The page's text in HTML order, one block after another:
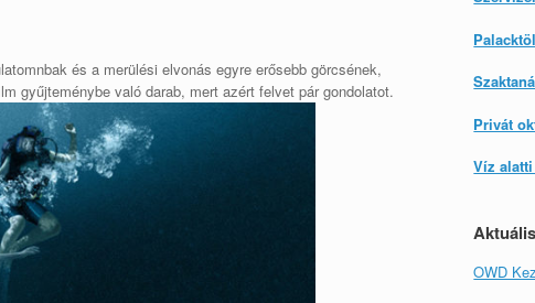
és a merülési elvonás egyre erősebb görcsének,
gyűjteménybe való darab, mert azért felvet pár gondolatot.
Privát
Víz
OWD